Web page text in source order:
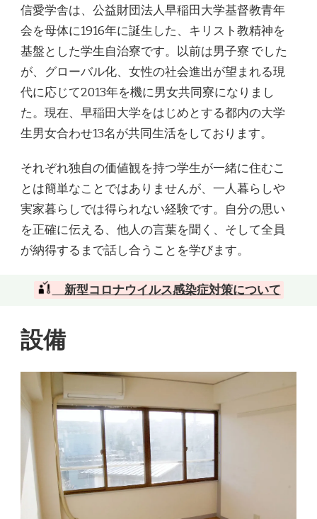
信愛学舎は、公益財団法人早稲田大学基督教青年
会を母体に1916年に誕生した、キリスト教精神を
基盤とした学生自治寮です。以前は男子寮 でした
が、グローバル化、女性の社会進出が望まれる現
代に応じて2013年を機に男女共同寮になりまし
た。現在、早稲田大学をはじめとする都内の大学
生男女合わせ13名が共同生活をしております。
それぞれ独自の価値観を持つ学生が一緒に住むこ
とは簡単なことではありませんが、一人暮らしや
実家暮らしでは得られない経験です。自分の思い
を正確に伝える、他人の言葉を聞く、そして全員
が納得するまで話し合うことを学びます。
新型コロナウイルス感染症対策について
設備